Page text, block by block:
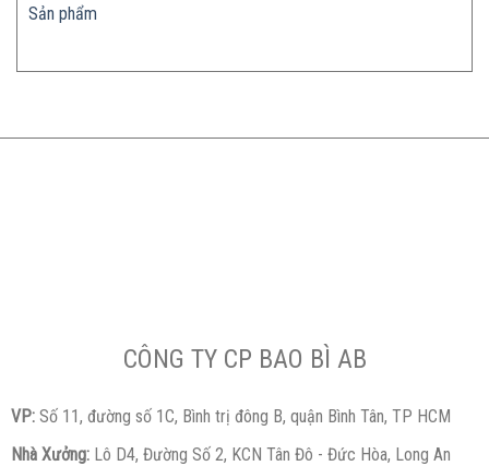
Sản phẩm
CÔNG TY CP BAO BÌ AB
VP: Số 11, đường số 1C, Bình trị đông B, quận Bình Tân, TP HCM
Nhà Xưởng: Lô D4, Đường Số 2, KCN Tân Đô - Đức Hòa, Long An